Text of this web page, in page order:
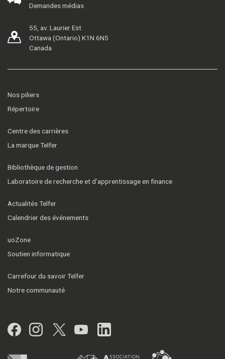
Demandes médias
55, av. Laurier Est
Ottawa (Ontario) K1N 6N5
Canada
Nos piliers
Répertoire
Centre des carrières
La marque Telfer
Bibliothèque de gestion
Laboratoire de recherche et d’apprentissage en finance
Actualités Telfer
Calendrier des événements
uoZone
Soutien informatique
Carrefour du savoir Telfer
Notre communauté
Facebook
Instagram
Twitter
YouTubeLinkedIn